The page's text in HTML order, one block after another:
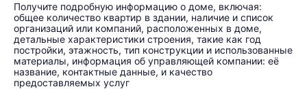
Получите подробную информацию о доме, включая:
общее количество квартир в здании, наличие и список
организаций или компаний, расположенных в доме,
детальные характеристики строения, такие как год
постройки, этажность, тип конструкции и использованные
материалы, информация об управляющей компании: её
название, контактные данные, и качество
предоставляемых услуг